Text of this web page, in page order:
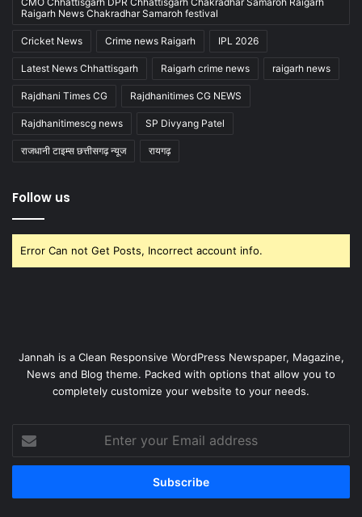
Raigarh News Chakradhar Samaroh festival
Cricket News Crime news Raigarh IPL 2026
Latest News Chhattisgarh Raigarh crime news raigarh news
Rajdhani Times CG Rajdhanitimes CG NEWS
Rajdhanitimescg news SP Divyang Patel
राजधानी टाइम्स छत्तीसगढ़ न्यूज रायगढ़
Follow us
Error Can not Get Posts, Incorrect account info.
Jannah is a Clean Responsive WordPress Newspaper, Magazine,
News and Blog theme. Packed with options that allow you to
completely customize your website to your needs.
your
Email